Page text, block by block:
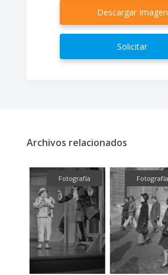
Descargar Imagen
Solicitar
Archivos relacionados
Fotografía Fotografía